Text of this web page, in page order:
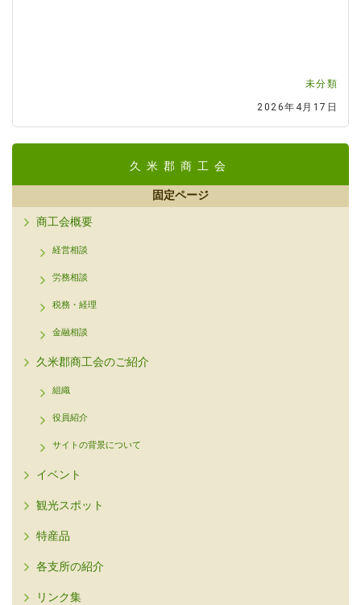
未分類
2026年4月17日
久米郡商工会
固定ページ
商工会概要
経営相談
労務相談
税務・経理
金融相談
久米郡商工会のご紹介
組織
役員紹介
サイトの背景について
イベント
観光スポット
特産品
各支所の紹介
リンク集